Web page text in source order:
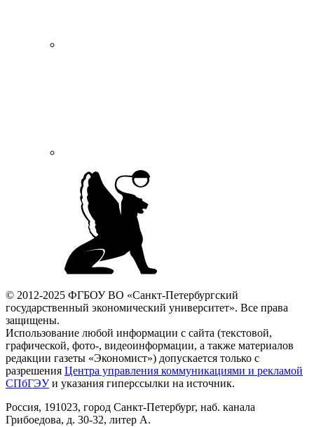
© 2012-2025 ФГБОУ ВО «Санкт-Петербургский
государственный экономический университет». Все права
защищены.
Использование любой информации с сайта (текстовой,
графической, фото-, видеоинформации, а также материалов
редакции газеты «Экономист») допускается только с
разрешения Центра управления коммуникациями и рекламой
СПбГЭУи указания гиперссылки на источник.
Россия, 191023, город Санкт-Петербург, наб. канала
Грибоедова, д. 30-32, литер А.